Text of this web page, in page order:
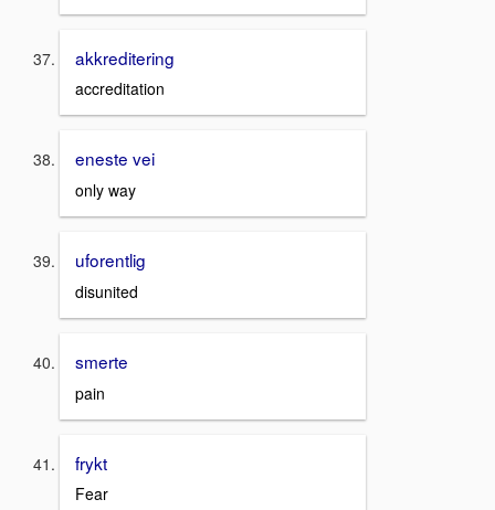
akkreditering
accreditation
eneste vei
only way
uforentlig
disunited
smerte
pain
frykt
Fear